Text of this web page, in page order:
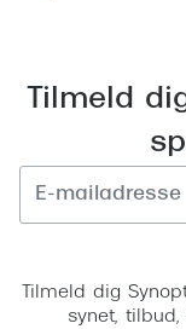
Tilmeld
Tilmeld dig
synet, tilbud,